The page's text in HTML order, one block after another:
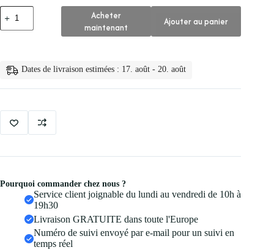
quantité
de
👁️
des
Cils
Effet
et
Acheter
maintenant
Ajouter au panier
Dates de livraison estimées : 17. août - 20. août
Pourquoi commander chez nous ?
Service client joignable du lundi au vendredi de 10h à
19h30
Livraison GRATUITE dans toute l'Europe
Numéro de suivi envoyé par e-mail pour un suivi en
temps réel